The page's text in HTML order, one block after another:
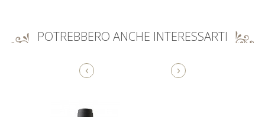
POTREBBERO ANCHE INTERESSARTI
‹ ›